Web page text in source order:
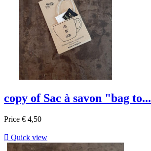
copy of Sac à savon "bag to...
Price € 4,50
 Quick view